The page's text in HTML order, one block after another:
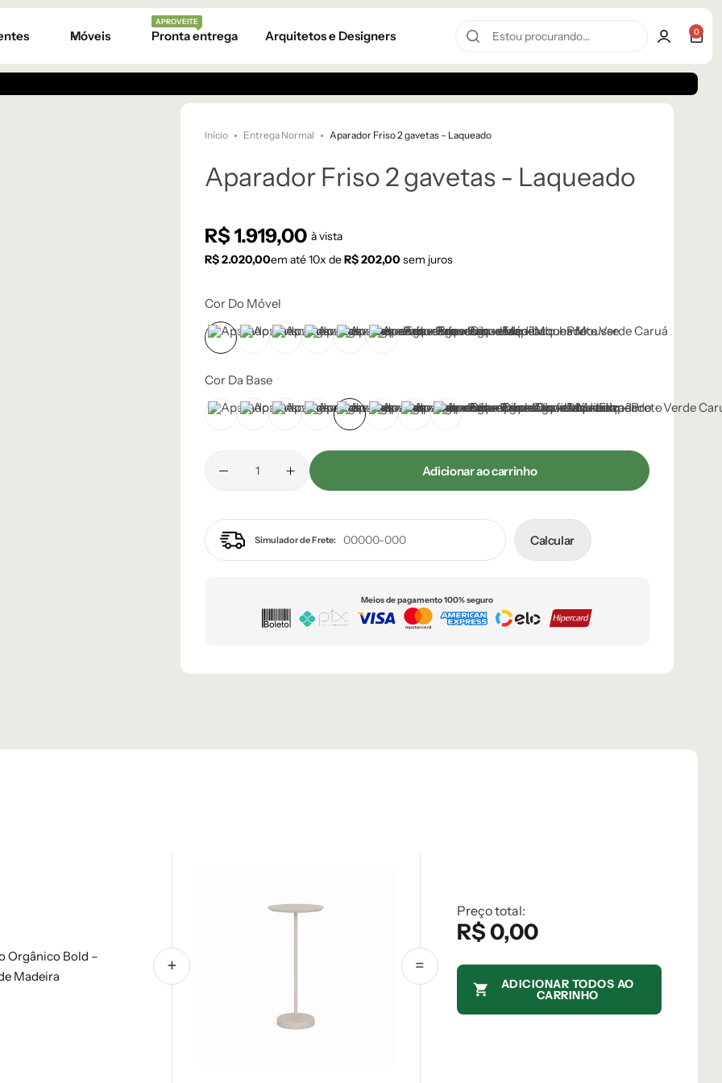
Móveis Pronta entrega
APROVEITE
Arquitetos e Designers 0
Início Entrega Normal Aparador Friso 2 gavetas – Laqueado
Aparador Friso 2 gavetas - Laqueado
R$1.919,00 à vista
R$2.020,00em até10x deR$202,00 sem juros
Cor Do Móvel
BrancoCinza Médio
FrapêMocha Mousse
PretoVerde Caruá
Cor Da Base
BrancoChampanhe
Cinza Grafite Metalizado
Cinza Médio
DouradoFrapêPretoVerde Caruá
Adicionar ao carrinho
Simulador de Frete: Calcular
Meios de pagamento 100% seguro
Preço total:
R$0,00
ADICIONAR TODOS AO
CARRINHO